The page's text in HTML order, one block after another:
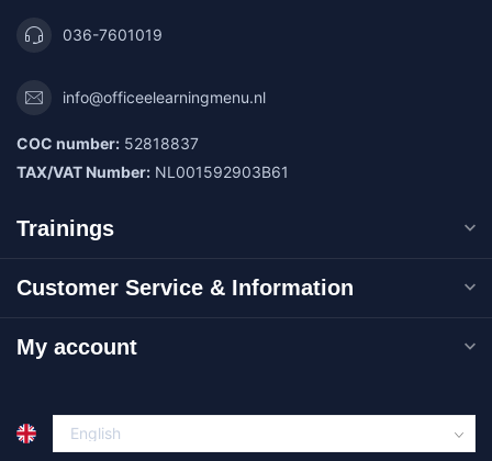
036-7601019
info@officeelearningmenu.nl
COC number: 52818837
TAX/VAT Number: NL001592903B61
Trainings
Customer Service & Information
My account